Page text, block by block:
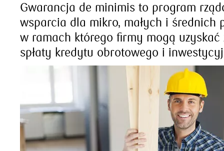
Gwarancja de minimis to program
wsparcia dla mikro, małych i średnich
w ramach którego firmy mogą uzyskać
spłaty kredytu obrotowego i